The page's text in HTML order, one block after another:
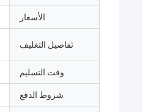
الأسعار
تفاصيل التغليف
وقت التسليم
شروط الدفع